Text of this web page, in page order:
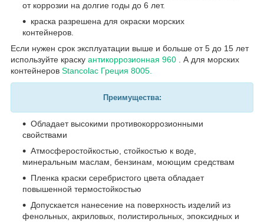
от коррозии на долгие годы до 6 лет.
краска разрешена для окраски морских
контейнеров.
Если нужен срок эксплуатации выше и больше от 5 до 15 лет
используйте краску антикоррозионная 960 . А для морских
контейнеров Stancolac Греция 8005.
Преимущества:
Обладает высокими противокоррозионными
свойствами
Атмосферостойкостью, стойкостью к воде,
минеральным маслам, бензинам, моющим средствам
Пленка краски серебристого цвета обладает
повышенной термостойкостью
Допускается нанесение на поверхность изделий из
фенольных, акриловых, полистирольных, эпоксидных и